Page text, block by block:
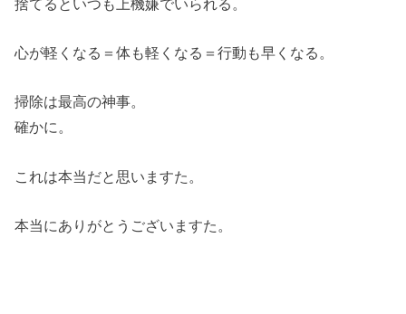
捨てるといつも上機嫌でいられる。
心が軽くなる＝体も軽くなる＝行動も早くなる。
掃除は最高の神事。
確かに。
これは本当だと思いますた。
本当にありがとうございますた。